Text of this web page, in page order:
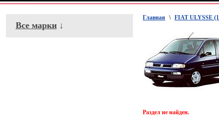
зеркала,обвесы
Все марки ↓
Главная \ FIAT ULYSSE
Раздел не найден.